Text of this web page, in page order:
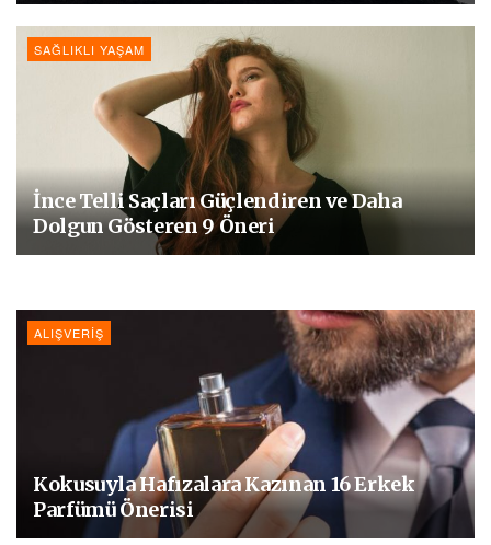
SAĞLIKLI YAŞAM
İnce Telli Saçları Güçlendiren ve Daha
Dolgun Gösteren 9 Öneri
ALIŞVERIŞ
Kokusuyla Hafızalara Kazınan 16 Erkek
Parfümü Önerisi